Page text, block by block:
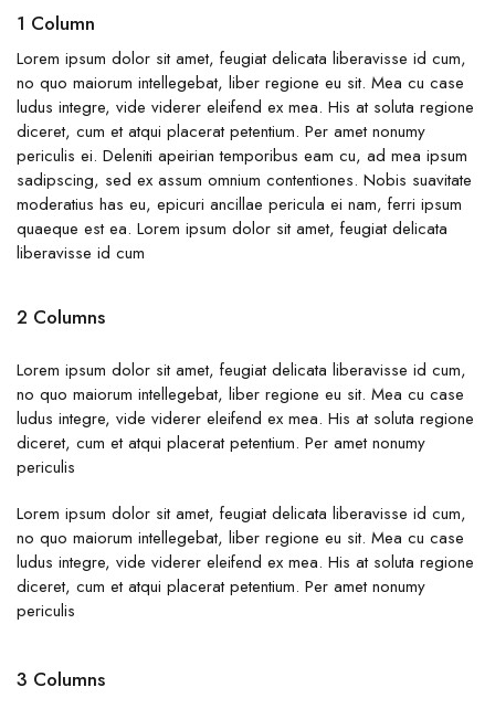
1 Column
Lorem ipsum dolor sit amet, feugiat delicata liberavisse id cum,
no quo maiorum intellegebat, liber regione eu sit. Mea cu case
ludus integre, vide viderer eleifend ex mea. His at soluta regione
diceret, cum et atqui placerat petentium. Per amet nonumy
periculis ei. Deleniti apeirian temporibus eam cu, ad mea ipsum
sadipscing, sed ex assum omnium contentiones. Nobis suavitate
moderatius has eu, epicuri ancillae pericula ei nam, ferri ipsum
quaeque est ea. Lorem ipsum dolor sit amet, feugiat delicata
liberavisse id cum
2 Columns
Lorem ipsum dolor sit amet, feugiat delicata liberavisse id cum,
no quo maiorum intellegebat, liber regione eu sit. Mea cu case
ludus integre, vide viderer eleifend ex mea. His at soluta regione
diceret, cum et atqui placerat petentium. Per amet nonumy
periculis
Lorem ipsum dolor sit amet, feugiat delicata liberavisse id cum,
no quo maiorum intellegebat, liber regione eu sit. Mea cu case
ludus integre, vide viderer eleifend ex mea. His at soluta regione
diceret, cum et atqui placerat petentium. Per amet nonumy
periculis
3 Columns